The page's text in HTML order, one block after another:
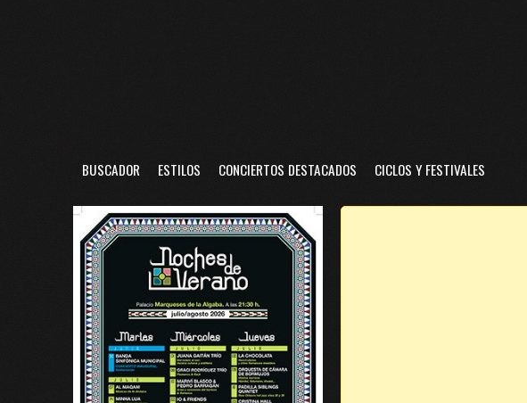
BUSCADOR ESTILOS CONCIERTOS DESTACADOS CICLOS Y FESTIVALES